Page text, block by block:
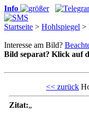
Info
Startseite > Hohlspiegel >
Interesse am Bild?
Bild separat? Klick auf
<< zurück
Zitat:„